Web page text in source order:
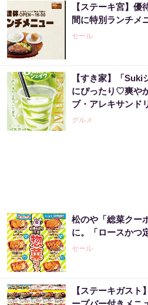
【ステーキ宮】優
間に特別ランチメ
セール
【すき家】「
にぴったり♡爽や
ブ・アレキサンド
グルメ
松のや「総菜クー
に。「ロースかつ
セール
【ステーキガス